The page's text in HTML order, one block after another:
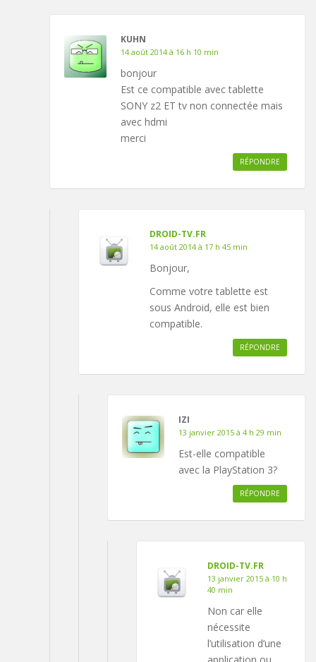
KUHN
14 août 2014 à 16 h 10 min
bonjour
Est ce compatible avec tablette
SONY z2 ET tv non connectée mais
avec hdmi
merci
RÉPONDRE
DROID-TV.FR
14 août 2014 à 17 h 45 min
Bonjour,
Comme votre tablette est
sous Android, elle est bien
compatible.
RÉPONDRE
IZI
13 janvier 2015 à 4 h 29 min
Est-elle compatible
avec la PlayStation 3?
RÉPONDRE
DROID-TV.FR
13 janvier 2015 à 10 h
40 min
Non car elle
nécessite
l’utilisation d’une